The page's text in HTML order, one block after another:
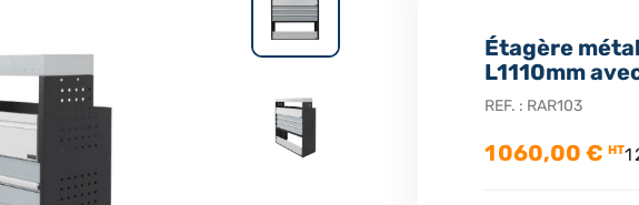
Étagère
L1110mm
REF. : RAR103
1 060,00 € HT1